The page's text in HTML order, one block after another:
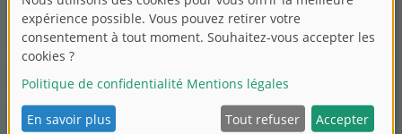
Bébés et jeunes enfants
Voitures
Poupées
Jouets en matière plastique
Jeux de société
Les autres subjets suivants